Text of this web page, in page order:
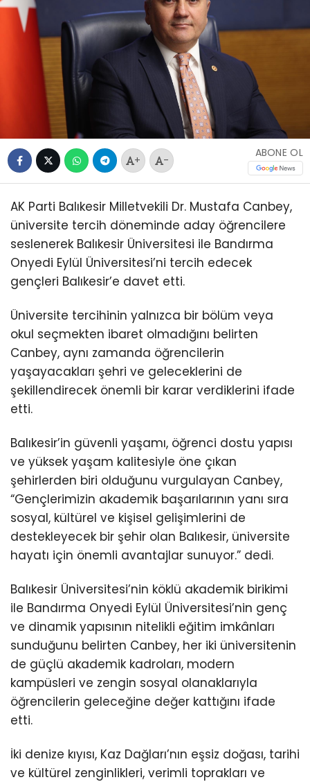
+ -
ABONE OL
AK Parti Balıkesir Milletvekili Dr. Mustafa Canbey,
üniversite tercih döneminde aday öğrencilere
seslenerek Balıkesir Üniversitesi ile Bandırma
Onyedi Eylül Üniversitesi’ni tercih edecek
gençleri Balıkesir’e davet etti.
Üniversite tercihinin yalnızca bir bölüm veya
okul seçmekten ibaret olmadığını belirten
Canbey, aynı zamanda öğrencilerin
yaşayacakları şehri ve geleceklerini de
şekillendirecek önemli bir karar verdiklerini ifade
etti.
Balıkesir’in güvenli yaşamı, öğrenci dostu yapısı
ve yüksek yaşam kalitesiyle öne çıkan
şehirlerden biri olduğunu vurgulayan Canbey,
“Gençlerimizin akademik başarılarının yanı sıra
sosyal, kültürel ve kişisel gelişimlerini de
destekleyecek bir şehir olan Balıkesir, üniversite
hayatı için önemli avantajlar sunuyor.” dedi.
Balıkesir Üniversitesi’nin köklü akademik birikimi
ile Bandırma Onyedi Eylül Üniversitesi’nin genç
ve dinamik yapısının nitelikli eğitim imkânları
sunduğunu belirten Canbey, her iki üniversitenin
de güçlü akademik kadroları, modern
kampüsleri ve zengin sosyal olanaklarıyla
öğrencilerin geleceğine değer kattığını ifade
etti.
İki denize kıyısı, Kaz Dağları’nın eşsiz doğası, tarihi
ve kültürel zenginlikleri, verimli toprakları ve